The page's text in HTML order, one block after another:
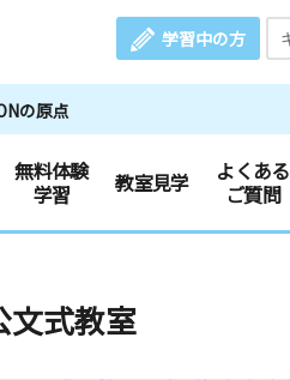
学習中の方
の原点
無料体験
学習
教室見学
よくある
ご質問
文式教室